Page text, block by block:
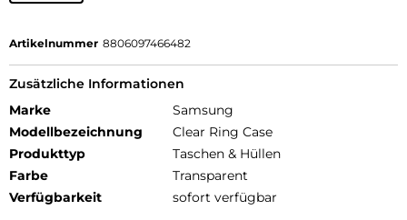
Artikelnummer 8806097466482
Zusätzliche Informationen
Marke
Samsung
Modellbezeichnung
Clear Ring Case
Produkttyp
Taschen & Hüllen
Farbe
Transparent
Verfügbarkeit
sofort verfügbar